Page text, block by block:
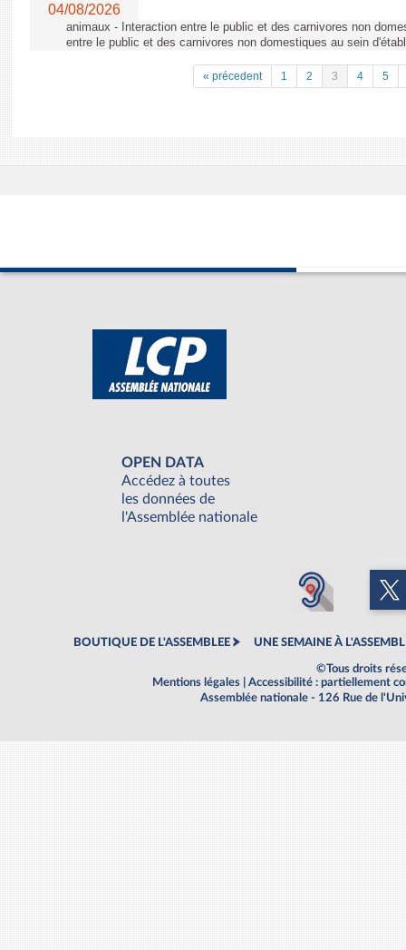
04/08/2026
animaux - Interaction entre le public et des carnivores non
entre le public et des carnivores non domestiques au sein
« précedent 1 2 3 4 5
OPEN DATA
Accédez à toutes
les données de
l'Assemblée nationale
BOUTIQUE DE L'ASSEMBLEE UNE SEMAINE À
©Tous droits
Mentions légales
Accessibilité : partiellement
Assemblée nationale - 126 Rue de